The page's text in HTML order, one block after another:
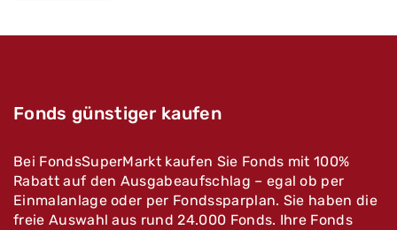
Fonds günstiger kaufen
Bei FondsSuperMarkt kaufen Sie Fonds mit 100%
Rabatt auf den Ausgabeaufschlag – egal ob per
Einmalanlage oder per Fondssparplan. Sie haben die
freie Auswahl aus rund 24.000 Fonds. Ihre Fonds